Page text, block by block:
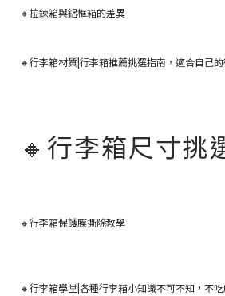
🔸拉鍊箱與鋁框箱的差異
🔸行李箱材質|行李箱推薦挑選指南，適合自己
🔸 行李箱尺寸挑
🔸行李箱保護膜撕除教學
🔸行李箱學堂|各種行李箱小知識不可不知，不